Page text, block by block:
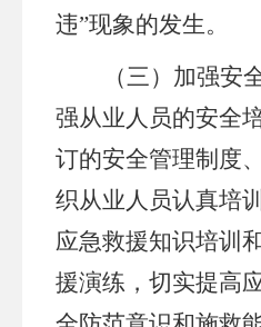
违”现象的发生。
（三）加强安
强从业人员的安全
订的安全管理制度
织从业人员认真培
应急救援知识培训
援演练，切实提高